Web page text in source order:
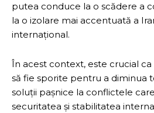
putea conduce la o scădere a
la o izolare mai accentuată a
internațional.
În acest context, este crucial
să fie sporite pentru a diminua
soluții pașnice la conflictele
securitatea și stabilitatea